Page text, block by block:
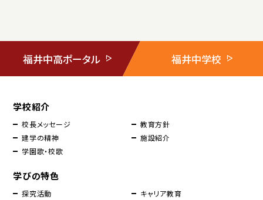
福井中高ポータル 福井中学校
学校紹介
校長メッセージ
教育方針
建学の精神
施設紹介
学園歌・校歌
学びの特色
探究活動
キャリア教育